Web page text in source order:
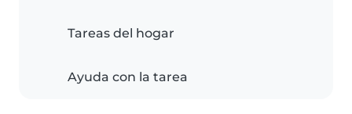
Tareas del hogar
Ayuda con la tarea